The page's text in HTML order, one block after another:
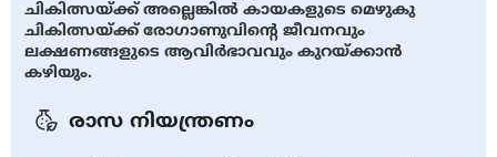
ചികിത്സയ്ക്ക് അല്ലെങ്കില്‍ കായകളുടെ മെഴുകു
ചികിത്സയ്ക്ക് രോഗാണുവിന്റെ ജീവനവും
ലക്ഷണങ്ങളുടെ ആവിര്‍ഭാവവും കുറയ്ക്കാന്‍
കഴിയും.
രാസ നിയന്ത്രണം